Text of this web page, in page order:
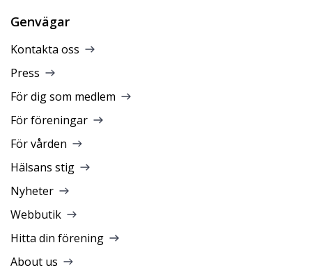
Genvägar
Kontakta oss
Press
För dig som medlem
För föreningar
För vården
Hälsans stig
Nyheter
Webbutik
Hitta din förening
About us